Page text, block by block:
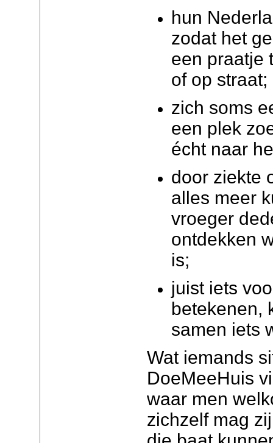
hun
zodat het
een praatje
of op straat;
zich soms
een plek
écht naar
door ziekte
alles meer
vroeger
ontdekken
is;
juist iets
betekenen,
samen iets
Wat iemands
DoeMeeHuis
waar men
zichzelf mag